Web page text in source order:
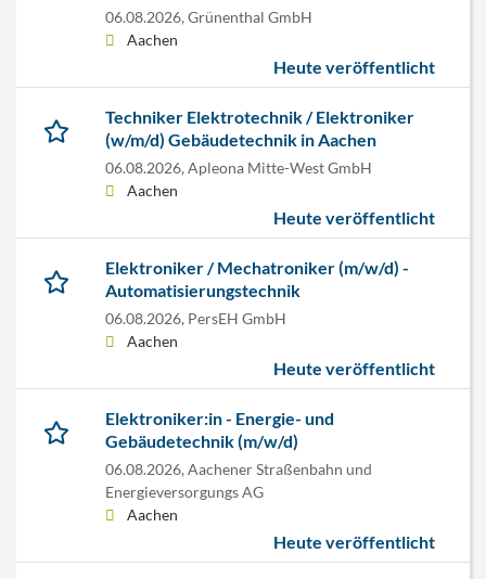
06.08.2026, Grünenthal GmbH
Aachen
Heute veröffentlicht
Techniker Elektrotechnik / Elektroniker
(w/m/d) Gebäudetechnik in Aachen
06.08.2026, Apleona Mitte-West GmbH
Aachen
Heute veröffentlicht
Elektroniker / Mechatroniker (m/w/d) -
Automatisierungstechnik
06.08.2026, PersEH GmbH
Aachen
Heute veröffentlicht
Elektroniker:in - Energie- und
Gebäudetechnik (m/w/d)
06.08.2026, Aachener Straßenbahn und
Energieversorgungs AG
Aachen
Heute veröffentlicht